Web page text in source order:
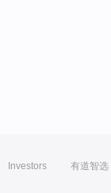
Investors 有道智选